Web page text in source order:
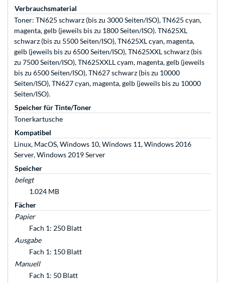
Verbrauchsmaterial
Toner: TN625 schwarz (bis zu 3000 Seiten/ISO), TN625 cyan,
magenta, gelb (jeweils bis zu 1800 Seiten/ISO). TN625XL
schwarz (bis zu 5500 Seiten/ISO), TN625XL cyan, magenta,
gelb (jeweils bis zu 6500 Seiten/ISO), TN625XXL schwarz (bis
zu 7500 Seiten/ISO), TN625XXLL cyam, magenta, gelb (jeweils
bis zu 6500 Seiten/ISO), TN627 schwarz (bis zu 10000
Seiten/ISO), TN627 cyan, magenta, gelb (jeweils bis zu 10000
Seiten/ISO).
Speicher für Tinte/Toner
Tonerkartusche
Kompatibel
Linux, MacOS, Windows 10, Windows 11, Windows 2016
Server, Windows 2019 Server
Speicher
belegt
1.024 MB
Fächer
Papier
Fach 1: 250 Blatt
Ausgabe
Fach 1: 150 Blatt
Manuell
Fach 1: 50 Blatt